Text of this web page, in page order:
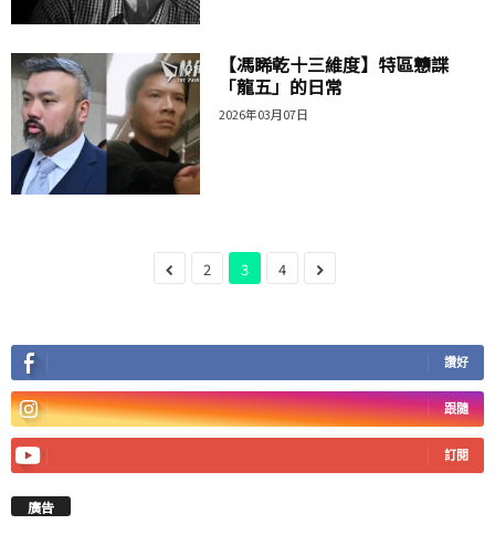
【馮睎乾十三維度】特區戇諜
「龍五」的日常
2026年03月07日
2 3 4
讚好
跟隨
訂閱
廣告